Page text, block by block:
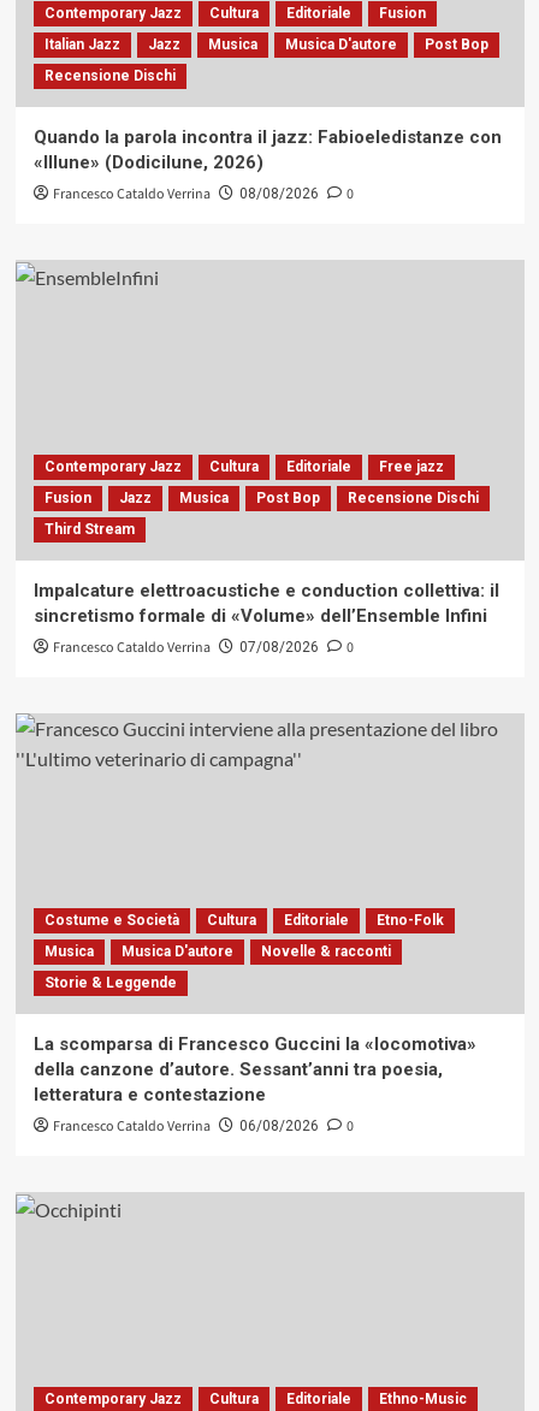
Contemporary Jazz Cultura Editoriale
Fusion
Italian Jazz
Jazz Musica Musica D'autore
Post Bop
Recensione Dischi
Quando la parola incontra il jazz: Fabioeledistanze con
«Illune» (Dodicilune, 2026)
Francesco Cataldo Verrina 08/08/2026 0
Contemporary Jazz Cultura Editoriale
Free jazz
Fusion
Jazz Musica Post Bop
Recensione Dischi
Third Stream
Impalcature elettroacustiche e conduction collettiva: il
sincretismo formale di «Volume» dell’Ensemble Infini
Francesco Cataldo Verrina 07/08/2026 0
Costume e Società Cultura Editoriale
Etno-Folk
Musica
Musica D'autore
Novelle & racconti
Storie & Leggende
La scomparsa di Francesco Guccini la «locomotiva»
della canzone d’autore. Sessant’anni tra poesia,
letteratura e contestazione
Francesco Cataldo Verrina 06/08/2026 0
Contemporary Jazz Cultura Editoriale
Ethno-Music